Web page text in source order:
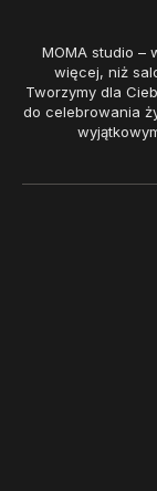
MOMA studio –
więcej, niż
Tworzymy dla
do celebrowania